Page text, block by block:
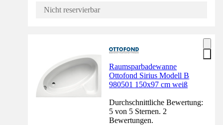
Nicht reservierbar
Raumsparbadewanne
Ottofond Sirius Modell B
980501 150x97 cm weiß
Durchschnittliche Bewertung:
5 von 5 Sternen. 2
Bewertungen.